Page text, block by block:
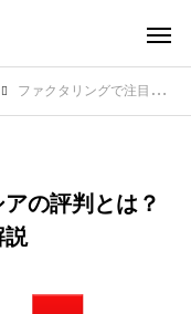
ファクタリングで注目のルシアの評判とは？口コミからメリットを徹底解説
の評判とは？
説